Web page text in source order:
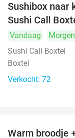
Sushibox naar
Sushi Call
Vandaag Morgen
Sushi Call Boxtel
Boxtel
Verkocht: 72
Warm broodje